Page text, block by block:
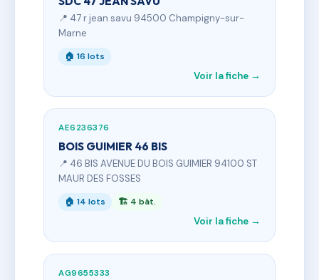
📍 47 r jean savu 94500 Champigny-sur-
Marne
🏠 16 lots
Voir la fiche →
AE6236376
BOIS GUIMIER 46 BIS
📍 46 BIS AVENUE DU BOIS GUIMIER 94100 ST
MAUR DES FOSSES
🏠 14 lots 🏗 4 bât.
Voir la fiche →
AG9655333